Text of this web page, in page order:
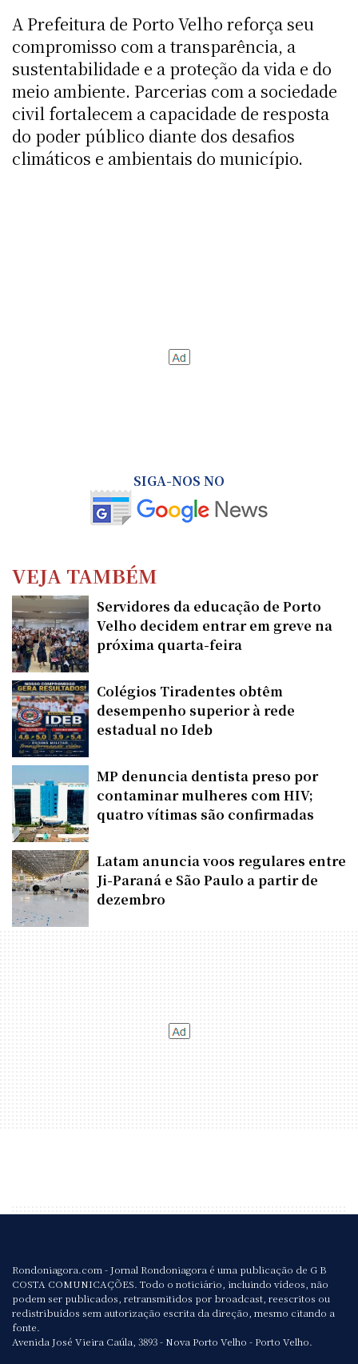
A Prefeitura de Porto Velho reforça seu
compromisso com a transparência, a
sustentabilidade e a proteção da vida e do
meio ambiente. Parcerias com a sociedade
civil fortalecem a capacidade de resposta
do poder público diante dos desafios
climáticos e ambientais do município.
SIGA-NOS NO
VEJA TAMBÉM
Servidores da educação de Porto
Velho decidem entrar em greve na
próxima quarta-feira
Colégios Tiradentes obtêm
desempenho superior à rede
estadual no Ideb
MP denuncia dentista preso por
contaminar mulheres com HIV;
quatro vítimas são confirmadas
Latam anuncia voos regulares entre
Ji-Paraná e São Paulo a partir de
dezembro
Rondoniagora.com - Jornal Rondoniagora é uma publicação de G B
COSTA COMUNICAÇÕES. Todo o noticiário, incluindo vídeos, não
podem ser publicados, retransmitidos por broadcast, reescritos ou
redistribuídos sem autorização escrita da direção, mesmo citando a
fonte.
Avenida José Vieira Caúla, 3893 - Nova Porto Velho - Porto Velho.